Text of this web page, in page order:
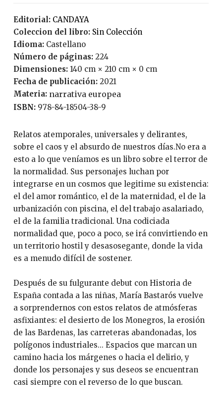
Editorial:
CANDAYA
Coleccion del libro:
Sin Colección
Idioma:
Castellano
Número de páginas:
224
Dimensiones: 140 cm × 210 cm × 0 cm
Fecha de publicación:
2021
Materia: narrativa europea
ISBN: 978-84-18504-38-9
Relatos atemporales, universales y delirantes,
sobre el caos y el absurdo de nuestros días.No era a
esto a lo que veníamos es un libro sobre el terror de
la normalidad. Sus personajes luchan por
integrarse en un cosmos que legitime su existencia:
el del amor romántico, el de la maternidad, el de la
urbanización con piscina, el del trabajo asalariado,
el de la familia tradicional. Una codiciada
normalidad que, poco a poco, se irá convirtiendo en
un territorio hostil y desasosegante, donde la vida
es a menudo difícil de sostener.
Después de su fulgurante debut con Historia de
España contada a las niñas, María Bastarós vuelve
a sorprendernos con estos relatos de atmósferas
asfixiantes: el desierto de los Monegros, la erosión
de las Bardenas, las carreteras abandonadas, los
polígonos industriales... Espacios que marcan un
camino hacia los márgenes o hacia el delirio, y
donde los personajes y sus deseos se encuentran
casi siempre con el reverso de lo que buscan.